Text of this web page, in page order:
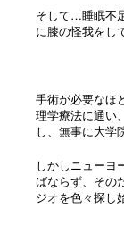
そして…睡眠不
に膝の怪我をし
手術が必要なほ
理学療法に通い
し、無事に大学
しかしニューヨ
ばならず、その
ジオを色々探し